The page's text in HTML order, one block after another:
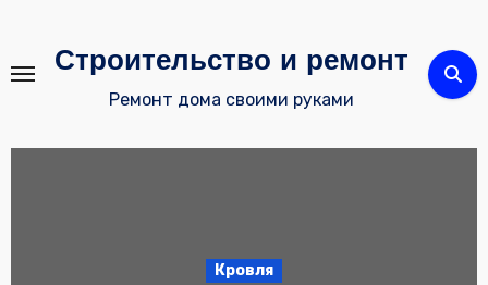
содержимому
Строительство и ремонт
Ремонт дома своими руками
Кровля